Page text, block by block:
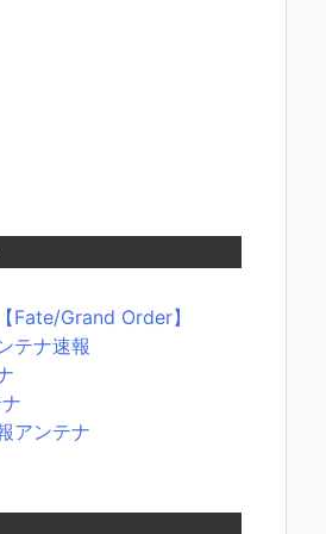
Fate/Grand Order】
テナ速報
アンテナ